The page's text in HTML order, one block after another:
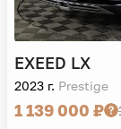
EXEED LX
2023 г. Prestige
1 139 000 ₽